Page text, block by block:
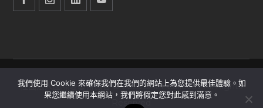
社團法人國際愛蔓鹽協會 © 2025 SALT Collectiv All Rights
Reserved
我們使用 Cookie 來確保我們在我們的網站上為您提供最佳體驗。如
果您繼續使用本網站，我們將假定您對此感到滿意。